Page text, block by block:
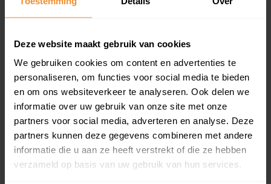
Deze website maakt gebruik van cookies
We gebruiken cookies om content en advertenties te
personaliseren, om functies voor social media te bieden
en om ons websiteverkeer te analyseren. Ook delen we
informatie over uw gebruik van onze site met onze
partners voor social media, adverteren en analyse. Deze
partners kunnen deze gegevens combineren met andere
informatie die u aan ze heeft verstrekt of die ze hebben
verzameld op basis van uw gebruik van hun services.
Bekijk product
Direct leverbaar